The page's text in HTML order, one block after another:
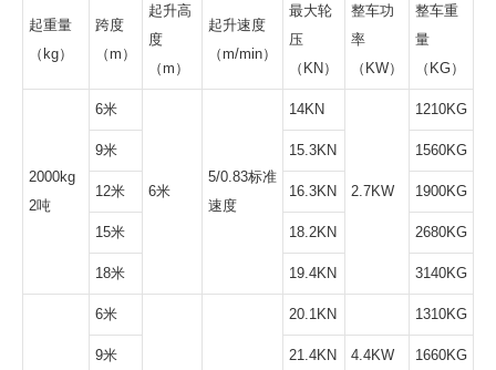
起重量
（kg）
跨度
（m）
起升高
度
（m）
起升速度
（m/min）
最大轮
压
（KN）
整车功
率
（KW）
整车重
量
（KG）
2000kg
2吨
6米
6米
5/0.83标准
速度
14KN
2.7KW
1210KG
9米 15.3KN 1560KG
12米 16.3KN 1900KG
15米 18.2KN 2680KG
18米 19.4KN 3140KG
6米 20.1KN 1310KG
9米 21.4KN 4.4KW 1660KG